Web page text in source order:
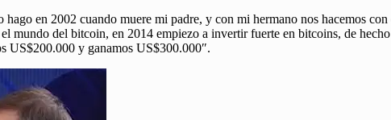
en 2002 cuando muere mi padre, y con mi hermano nos hacemos
mundo del bitcoin, en 2014 empiezo a invertir fuerte en bitcoins, de
US$200.000 y ganamos US$300.000″.